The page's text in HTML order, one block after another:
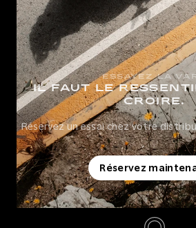
ESSAYEZ LA
IL FAUT LE
CROIRE.
Réservez un essai chez votre
Réservez